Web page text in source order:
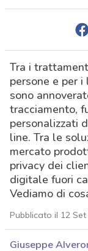
Tra i
persone e per
sono
tracciamento,
personalizzati
line. Tra le
mercato
privacy dei
digitale fuori
Vediamo di
Pubblicato il 12
Giuseppe